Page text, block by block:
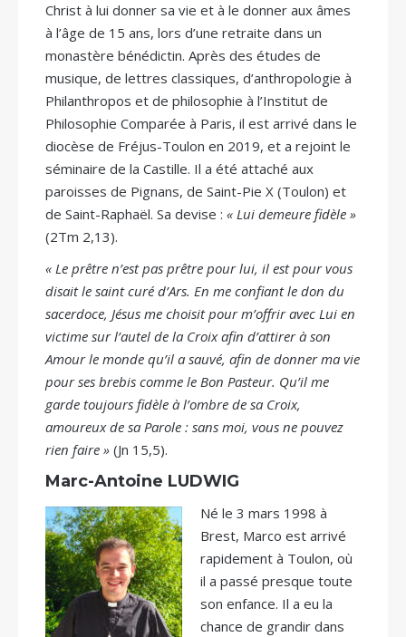
Christ à lui donner sa vie et à le donner aux âmes
à l’âge de 15 ans, lors d’une retraite dans un
monastère bénédictin. Après des études de
musique, de lettres classiques, d’anthropologie à
Philanthropos et de philosophie à l’Institut de
Philosophie Comparée à Paris, il est arrivé dans le
diocèse de Fréjus-Toulon en 2019, et a rejoint le
séminaire de la Castille. Il a été attaché aux
paroisses de Pignans, de Saint-Pie X (Toulon) et
de Saint-Raphaël. Sa devise : « Lui demeure fidèle »
(2Tm 2,13).
« Le prêtre n’est pas prêtre pour lui, il est pour vous
disait le saint curé d’Ars. En me confiant le don du
sacerdoce, Jésus me choisit pour m’offrir avec Lui en
victime sur l’autel de la Croix afin d’attirer à son
Amour le monde qu’il a sauvé, afin de donner ma vie
pour ses brebis comme le Bon Pasteur. Qu’il me
garde toujours fidèle à l’ombre de sa Croix,
amoureux de sa Parole : sans moi, vous ne pouvez
rien faire » (Jn 15,5).
Marc-Antoine LUDWIG
Né le 3 mars 1998 à
Brest, Marco est arrivé
rapidement à Toulon, où
il a passé presque toute
son enfance. Il a eu la
chance de grandir dans